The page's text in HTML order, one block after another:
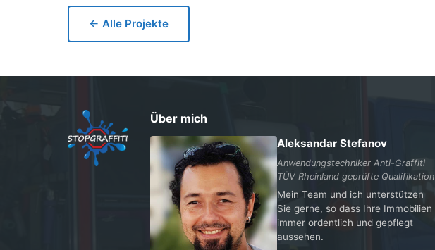
← Alle Projekte
Über mich
Aleksandar Stefanov
Anwendungstechniker Anti-Graffiti
TÜV Rheinland geprüfte Qualifikation
Mein Team und ich unterstützen
Sie gerne, so dass Ihre Immobilien
immer ordentlich und gepflegt
aussehen.